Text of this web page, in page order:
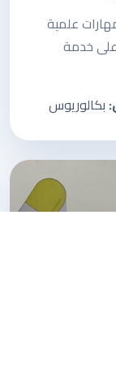
علمية
خدمة
بكالوريوس